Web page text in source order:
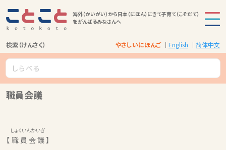
海外（かいがい）から日本（にほん）にきて子育て（こそだて）
をがんばるみなさんへ
検索（けんさく） やさしいにほんご English 简体中文
職員会議
【 職員会議
しょくいんかいぎ
】